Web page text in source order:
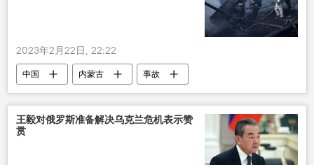
2023年2月22日, 22:22
中国 内蒙古 事故
王毅对俄罗斯准备解决乌克兰危机表示赞
赏